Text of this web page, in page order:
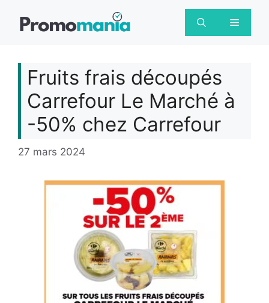
Menu
Fruits frais découpés
Carrefour Le Marché à
-50% chez Carrefour
27 mars 2024